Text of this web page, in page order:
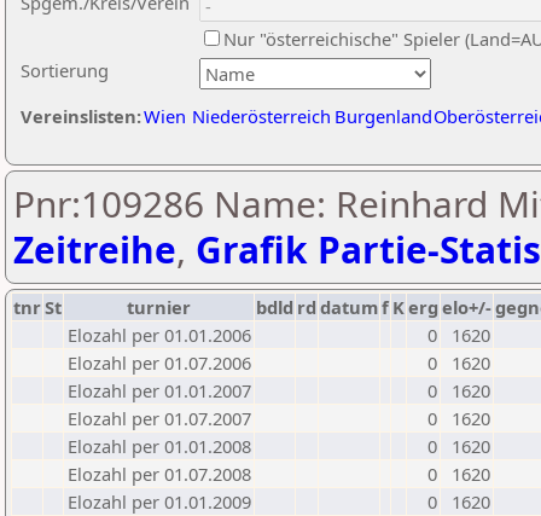
Sortierung
Nur "österreichische" Spieler
Vereinslisten:Wien Niederösterreich Burgenland
Pnr:109286 Name: Reinhard
Zeitreihe, Grafik Partie-
tnrSt turnier bdld rd datumf Kerg elo+/-
Elozahl per 01.01.2006
0
1620
Elozahl per 01.07.2006
0
1620
Elozahl per 01.01.2007
0
1620
Elozahl per 01.07.2007
0
1620
Elozahl per 01.01.2008
0
1620
Elozahl per 01.07.2008
0
1620
Elozahl per 01.01.2009
0
1620